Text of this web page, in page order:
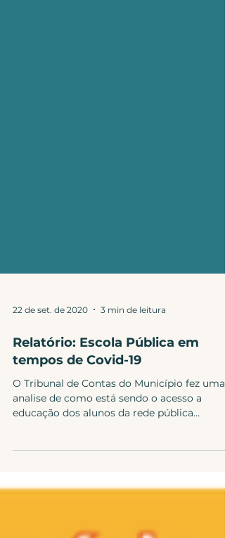
22 de set. de 2020 3 min de leitura
Relatório: Escola Pública em
tempos de Covid-19
O Tribunal de Contas do Município fez uma
municipal. O...